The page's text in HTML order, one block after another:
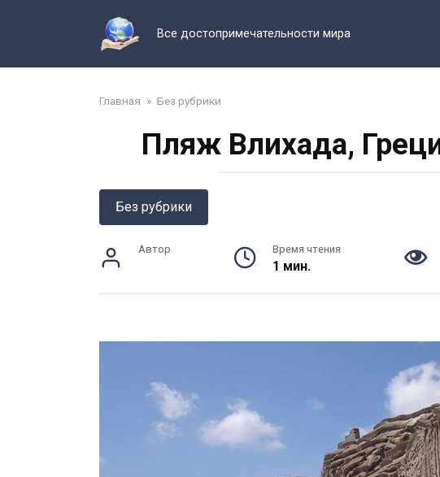
Все достопримечательности мира
Главная » Без рубрики
Пляж Влихада,
Без рубрики
Автор Время чтения
1 мин.